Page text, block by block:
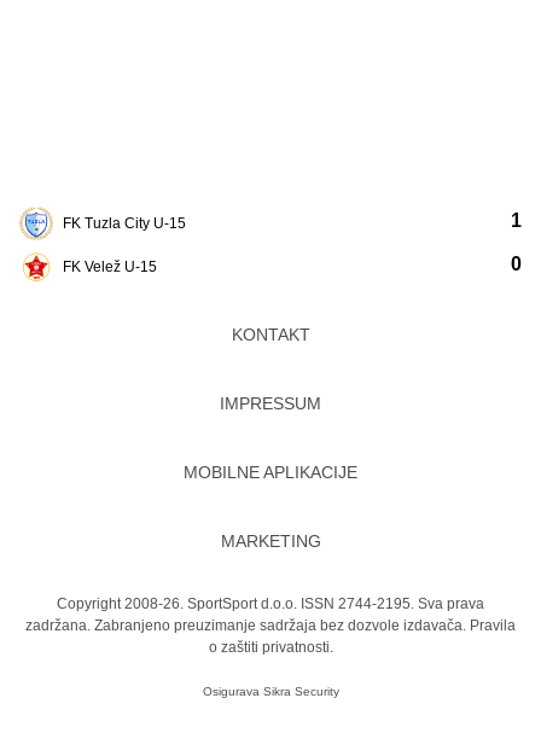
FK Tuzla City U-15
FK Velež U-15
1
0
KONTAKT
IMPRESSUM
MOBILNE APLIKACIJE
MARKETING
Copyright 2008-26. SportSport d.o.o. ISSN 2744-2195. Sva prava
zadržana. Zabranjeno preuzimanje sadržaja bez dozvole izdavača. Pravila
o zaštiti privatnosti.
Osigurava Sikra Security